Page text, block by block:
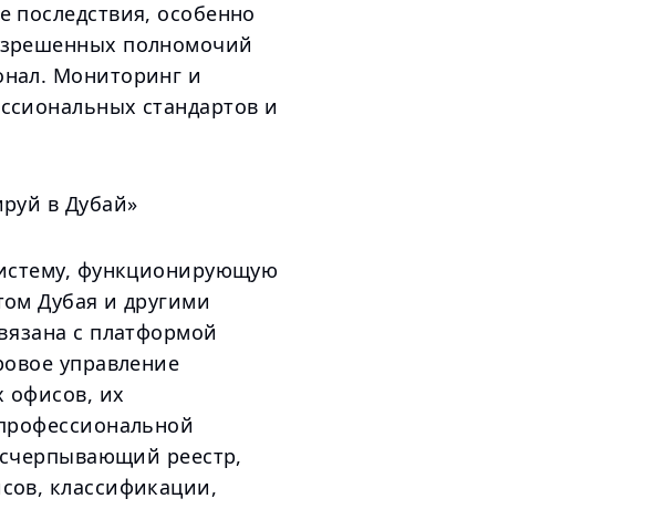
особенно
полномочий
Мониторинг и
стандартов и
в Дубай»
функционирующую
Дубая и другими
с платформой
управление
офисов, их
реестр,
классификации,